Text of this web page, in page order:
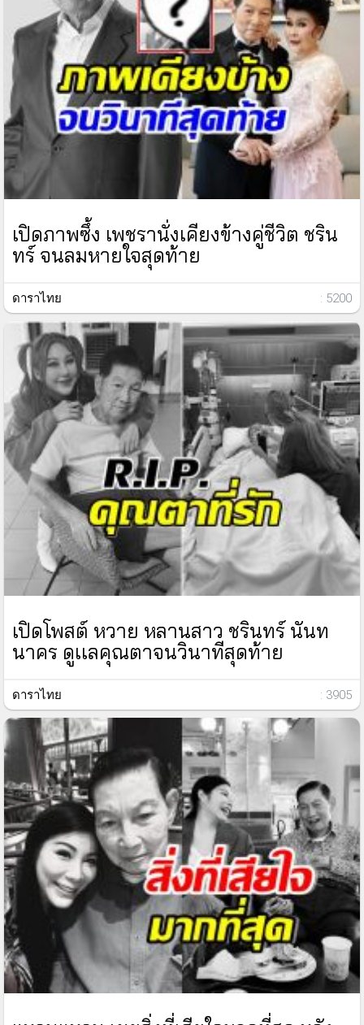
เปิดภาพซึ้ง เพชรานั่งเคียงข้างคู่ชีวิต ชริน
ทร์ จนลมหายใจสุดท้าย
ดาราไทย : 5200
เปิดโพสต์ หวาย หลานสาว ชรินทร์ นันท
นาคร ดูเเลคุณตาจนวินาทีสุดท้าย
ดาราไทย : 3905